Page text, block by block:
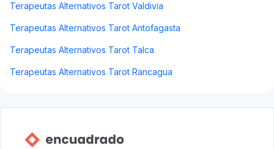
Terapeutas Alternativos Tarot Valdivia
Terapeutas Alternativos Tarot Antofagasta
Terapeutas Alternativos Tarot Talca
Terapeutas Alternativos Tarot Rancagua